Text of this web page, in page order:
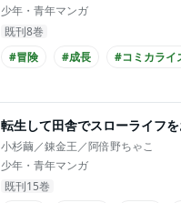
少年・青年マンガ
既刊8巻
#冒険
#成長 #コミカライ
転生して田舎でスローライフ
小杉繭／錬金王／阿倍野ちゃこ
少年・青年マンガ
既刊15巻